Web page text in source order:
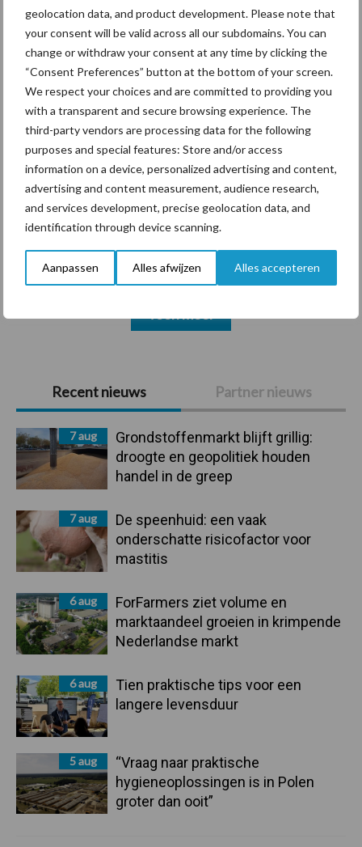
geolocation data, and product development. Please note that
your consent will be valid across all our subdomains. You can
change or withdraw your consent at any time by clicking the
“Consent Preferences” button at the bottom of your screen.
We respect your choices and are committed to providing you
with a transparent and secure browsing experience. The
third-party vendors are processing data for the following
purposes and special features: Store and/or access
information on a device, personalized advertising and content,
advertising and content measurement, audience research,
and services development, precise geolocation data, and
identification through device scanning.
Aanpassen Alles afwijzen Alles accepteren
Primaire
Sidebar
Recent nieuws Partner nieuws
7 aug
Grondstoffenmarkt blijft grillig:
droogte en geopolitiek houden
handel in de greep
7 aug
De speenhuid: een vaak
onderschatte risicofactor voor
mastitis
6 aug
ForFarmers ziet volume en
marktaandeel groeien in krimpende
Nederlandse markt
6 aug
Tien praktische tips voor een
langere levensduur
5 aug
“Vraag naar praktische
hygieneoplossingen is in Polen
groter dan ooit”
Themapagina's
Diergezondheid Bemesting Fokkerij
Bedrijfsnieuws
Ligbox &
Voerhekken
Toon meer